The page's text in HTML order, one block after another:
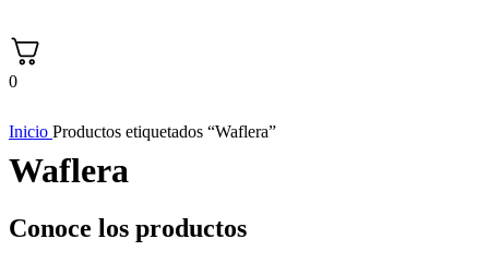
0
Inicio Productos etiquetados “Waflera”
Waflera
Conoce los productos